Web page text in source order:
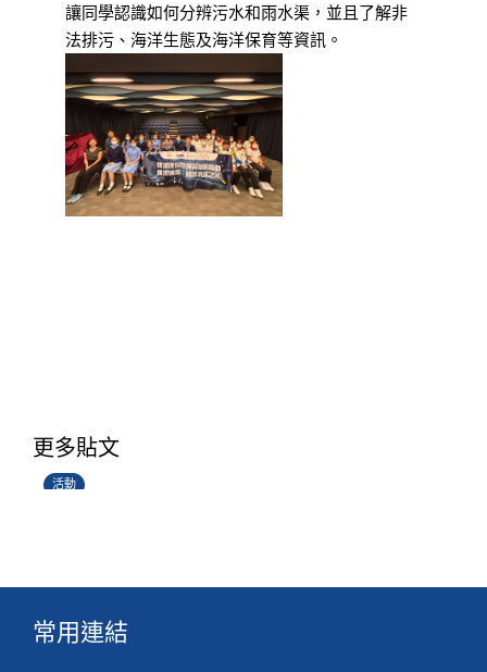
讓同學認識如何分辨污水和雨水渠，並且了解非
法排污、海洋生態及海洋保育等資訊。
更多貼文
活動
28/06/2026
常用連結